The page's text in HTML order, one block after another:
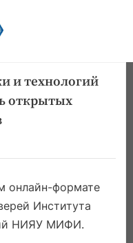
и технологий
открытых
онлайн-формате
Института
НИЯУ МИФИ.